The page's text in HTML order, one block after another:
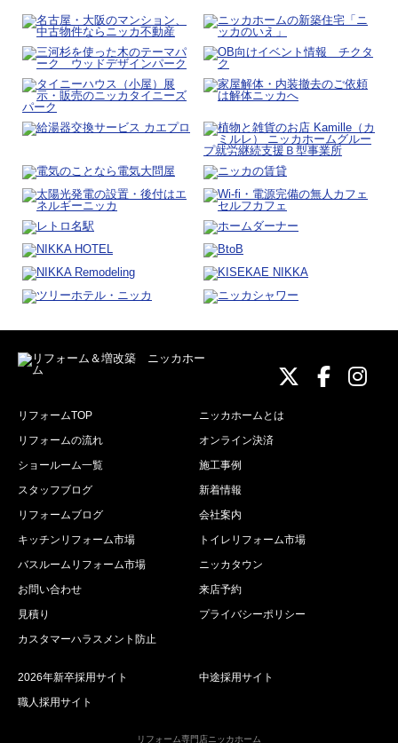
ニッカ
ニッニ
リフォームTOP
ニッカホームとは
リフォームの流れ
オンライン決済
ショールーム一覧
施工事例
スタッフブログ
新着情報
リフォームブログ
会社案内
キッチンリフォーム市場
トイレリフォーム市場
バスルームリフォーム市場
ニッカタウン
お問い合わせ
来店予約
見積り
プライバシーポリシー
カスタマーハラスメント防止
2026年新卒採用サイト
中途採用サイト
職人採用サイト
リフォーム専門店ニッカホーム